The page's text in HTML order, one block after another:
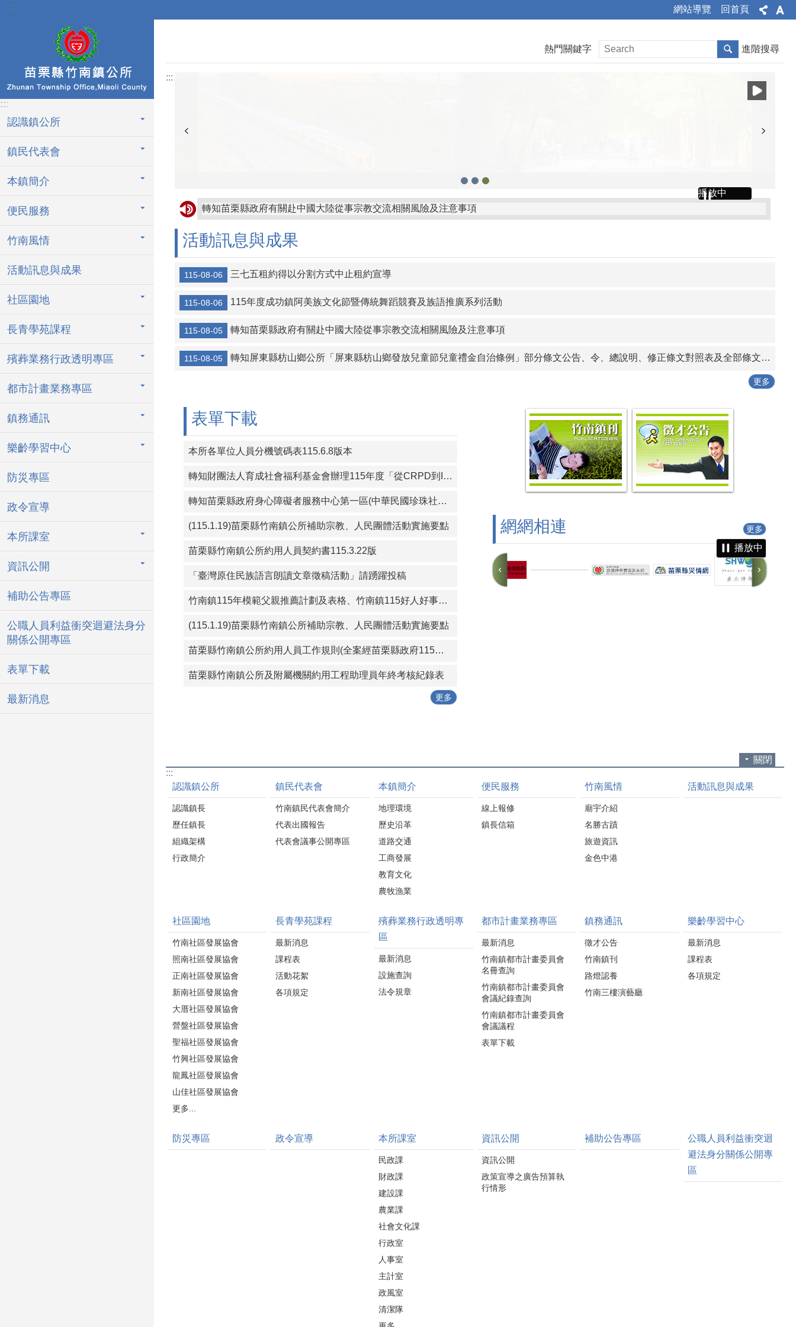
跳到主要內容區塊
::: 網站導覽 回首頁
:::
認識鎮公所
鎮民代表會
本鎮簡介
便民服務
竹南風情
活動訊息與成果
社區園地
長青學苑課程
殯葬業務行政透明專區
都市計畫業務專區
鎮務通訊
樂齡學習中心
防災專區
政令宣導
本所課室
資訊公開
補助公告專區
公職人員利益衝突迴避法身分
關係公開專區
表單下載
最新消息
熱門關鍵字 進階搜尋
:::
播放中
轉知苗栗縣政府有關赴中國大陸從事宗教交流相關風險及注意事項
轉知屏東縣枋山鄉公所「屏東縣枋山鄉發放兒童節兒童禮金自治條例」部分條文公告、令、總說明、修正條文對照表及全部條文各1份
轉知金門縣金沙鎮公所訂定「金門縣金沙鎮重陽敬老金發放自治條例」令、公告、條文全文、總說明、條文對照表各1份
【協助宣導】監察院115年營利事業捐贈政治獻金文宣
轉知宜蘭縣壯圍鄉公所 「宜蘭縣壯圍鄉鄉民考取並就讀國內大學院校獎勵金核發作業要點」一份
115年暑期保護青少年-青春專案
活動訊息與成果
115-08-06 三七五租約得以分割方式中止租約宣導
115-08-06 115年度成功鎮阿美族文化節暨傳統舞蹈競賽及族語推廣系列活動
115-08-05 轉知苗栗縣政府有關赴中國大陸從事宗教交流相關風險及注意事項
115-08-05 轉知屏東縣枋山鄉公所「屏東縣枋山鄉發放兒童節兒童禮金自治條例」部分條文公告、令、總說明、修正條文對照表及全部條文各1份
更多
表單下載
本所各單位人員分機號碼表115.6.8版本
轉知財團法人育成社會福利基金會辦理115年度「從CRPD到ISP－專業人員支持身心障礙者積極參與個別化服務計畫研習課程」報名簡章資料
轉知苗栗縣政府身心障礙者服務中心第一區(中華民國珍珠社會福利服務協會承辦)辦理「一家心聚系列宣導活動」第1次活動簡章
(115.1.19)苗栗縣竹南鎮公所補助宗教、人民團體活動實施要點
苗栗縣竹南鎮公所約用人員契約書115.3.22版
「臺灣原住民族語言朗讀文章徵稿活動」請踴躍投稿
竹南鎮115年模範父親推薦計劃及表格、竹南鎮115好人好事代表推薦計畫及表格
(115.1.19)苗栗縣竹南鎮公所補助宗教、人民團體活動實施要點
苗栗縣竹南鎮公所約用人員工作規則(全案經苗栗縣政府115年1月19日府勞資字第1150005614號同意備查)
苗栗縣竹南鎮公所及附屬機關約用工程助理員年終考核紀錄表
更多
網網相連
播放中
更多
關閉
:::
認識鎮公所
認識鎮長
歷任鎮長
組織架構
行政簡介
鎮民代表會
竹南鎮民代表會簡介
代表出國報告
代表會議事公開專區
本鎮簡介
地理環境
歷史沿革
道路交通
工商發展
教育文化
農牧漁業
便民服務
線上報修
鎮長信箱
竹南風情
廟宇介紹
名勝古蹟
旅遊資訊
金色中港
活動訊息與成果
社區園地
竹南社區發展協會
照南社區發展協會
正南社區發展協會
新南社區發展協會
大厝社區發展協會
營盤社區發展協會
聖福社區發展協會
竹興社區發展協會
龍鳳社區發展協會
山佳社區發展協會
更多...
長青學苑課程
最新消息
課程表
活動花絮
各項規定
殯葬業務行政透明專
區
最新消息
設施查詢
法令規章
都市計畫業務專區
最新消息
竹南鎮都市計畫委員會
名冊查詢
竹南鎮都市計畫委員會
會議紀錄查詢
竹南鎮都市計畫委員會
會議議程
表單下載
鎮務通訊
徵才公告
竹南鎮刊
路燈認養
竹南三樓演藝廳
樂齡學習中心
最新消息
課程表
各項規定
防災專區 政令宣導 本所課室
民政課
財政課
建設課
農業課
社會文化課
行政室
人事室
主計室
政風室
清潔隊
資訊公開
資訊公開
政策宣導之廣告預算執
行情形
補助公告專區
公職人員利益衝突迴
避法身分關係公開專
區